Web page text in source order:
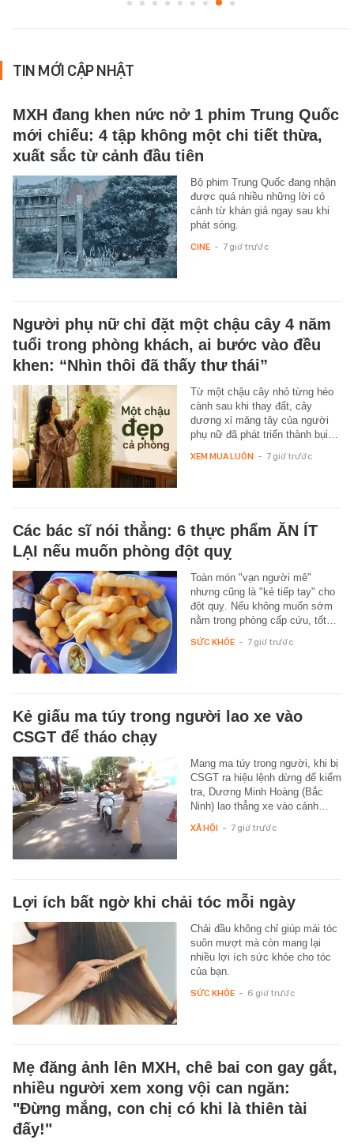
TIN MỚI CẬP NHẬT
MXH đang khen nức nở 1 phim Trung Quốc
mới chiếu: 4 tập không một chi tiết thừa,
xuất sắc từ cảnh đầu tiên
Bộ phim Trung Quốc đang nhận
được quá nhiều những lời có
cánh từ khán giả ngay sau khi
phát sóng.
CINE - 7 giờ trước
Người phụ nữ chỉ đặt một chậu cây 4 năm
tuổi trong phòng khách, ai bước vào đều
khen: “Nhìn thôi đã thấy thư thái”
Từ một chậu cây nhỏ từng héo
cành sau khi thay đất, cây
dương xỉ măng tây của người
phụ nữ đã phát triển thành bụi…
XEM MUA LUÔN - 7 giờ trước
Các bác sĩ nói thẳng: 6 thực phẩm ĂN ÍT
LẠI nếu muốn phòng đột quỵ
Toàn món "vạn người mê"
nhưng cũng là "kẻ tiếp tay" cho
đột quỵ. Nếu không muốn sớm
nằm trong phòng cấp cứu, tốt…
SỨC KHỎE - 7 giờ trước
Kẻ giấu ma túy trong người lao xe vào
CSGT để tháo chạy
Mang ma túy trong người, khi bị
CSGT ra hiệu lệnh dừng để kiểm
tra, Dương Minh Hoàng (Bắc
Ninh) lao thẳng xe vào cảnh…
XÃ HỘI - 7 giờ trước
Lợi ích bất ngờ khi chải tóc mỗi ngày
Chải đầu không chỉ giúp mái tóc
suôn mượt mà còn mang lại
nhiều lợi ích sức khỏe cho tóc
của bạn.
SỨC KHỎE - 6 giờ trước
Mẹ đăng ảnh lên MXH, chê bai con gay gắt,
nhiều người xem xong vội can ngăn:
"Đừng mắng, con chị có khi là thiên tài
đấy!"